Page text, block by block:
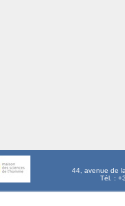
44, avenue de
Tél. :